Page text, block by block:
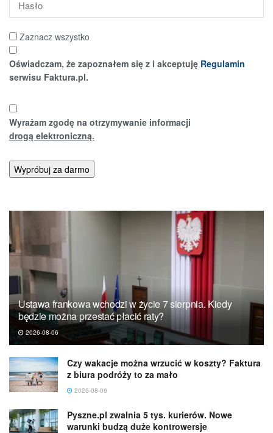
Zaznacz wszystko
Oświadczam, że zapoznałem się z i akceptuję Regulamin
serwisu Faktura.pl.
Wyrażam zgodę na otrzymywanie informacji
drogą elektroniczną.
Wypróbuj za darmo
Ustawa frankowa wchodzi w życie 7 sierpnia. Kiedy
będzie można przestać płacić raty?
2026-08-06
Czy wakacje można wrzucić w koszty? Faktura
z biura podróży to za mało
2026-08-06
Pyszne.pl zwalnia 5 tys. kurierów. Nowe
warunki budzą duże kontrowersje